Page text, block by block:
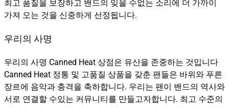
최고 품질을 보장하고 밴드의 잊을 수없는 소리에 더 가까이
가져 오는 것을 신중하게 선정됩니다.
우리의 사명
우리의 사명 Canned Heat 상점은 유산을 존중하는 것입니다
Canned Heat 정통 및 고품질 상품을 갖춘 팬들은 바위와 푸른
장르에 음악과 충격을 축하합니다. 우리는 팬이 밴드의 역사와
서로 연결할 수있는 커뮤니티를 만들고자합니다. 최고 수준의